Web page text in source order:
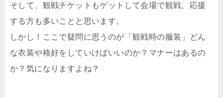
そして、観戦チケットもゲットして会場で観戦、応援
する方も多いことと思います。
しかし！ここで疑問に思うのが「観戦時の服装」どん
な衣装や格好をしていけばいいのか？マナーはあるの
か？気になりますよね？